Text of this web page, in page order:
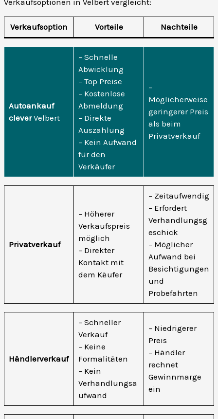
Verkaufsoptionen in Velbert vergleicht:
Verkaufsoption Vorteile Nachteile
Autoankauf
cleverVelbert
– Schnelle
Abwicklung
– Top Preise
– Kostenlose
Abmeldung
– Direkte
Auszahlung
– Kein Aufwand
für den
Verkäufer
–
Möglicherweise
geringerer Preis
als beim
Privatverkauf
Privatverkauf
– Höherer
Verkaufspreis
möglich
– Direkter
Kontakt mit
dem Käufer
– Zeitaufwendig
– Erfordert
Verhandlungsg
eschick
– Möglicher
Aufwand bei
Besichtigungen
und
Probefahrten
Händlerverkauf
– Schneller
Verkauf
– Keine
Formalitäten
– Kein
Verhandlungsa
ufwand
– Niedrigerer
Preis
– Händler
rechnet
Gewinnmarge
ein